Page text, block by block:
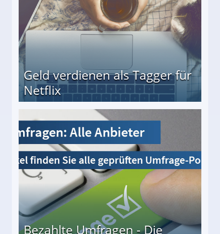
Geld verdienen als Tagger für
Netflix
Bezahlte Umfragen - Die